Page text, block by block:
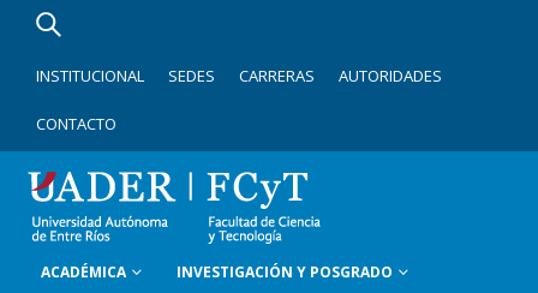
INSTITUCIONAL SEDES CARRERAS AUTORIDADES
CONTACTO
ACADÉMICA INVESTIGACIÓN Y POSGRADO